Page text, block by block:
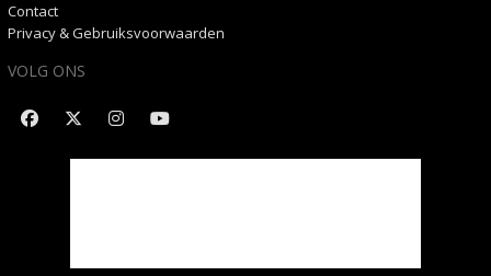
Contact
Privacy & Gebruiksvoorwaarden
VOLG ONS